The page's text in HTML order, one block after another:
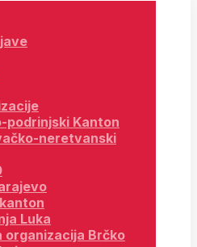
podrinjski Kanton
neretvanski
Luka
organizacija Brčko